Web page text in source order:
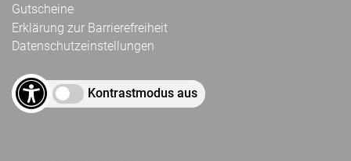
Gutscheine
Erklärung zur Barrierefreiheit
Datenschutzeinstellungen
Kontrastmodus aus